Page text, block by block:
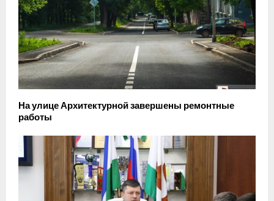
На улице Архитектурной завершены ремонтные
работы